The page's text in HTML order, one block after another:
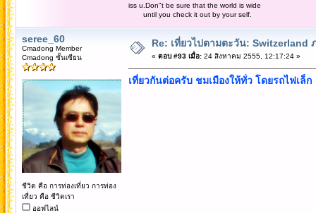
iss u.Don"t be sure that the world is wide
until you check it out by your self.
seree_60
Cmadong Member
Cmadong ชั้นเซียน
ชีวิต คือ การท่องเที่ยว การท่อง
เที่ยว คือ ชีวิตเรา
ออฟไลน์
Re: เที่ยวไปตามตะวัน: Switzerland
« ตอบ #93 เมื่อ:24 สิงหาคม 2555, 12:17:24 »
เที่ยวกันต่อครับ ชมเมืองให้ทั่ว โดยรถไฟเล็ก